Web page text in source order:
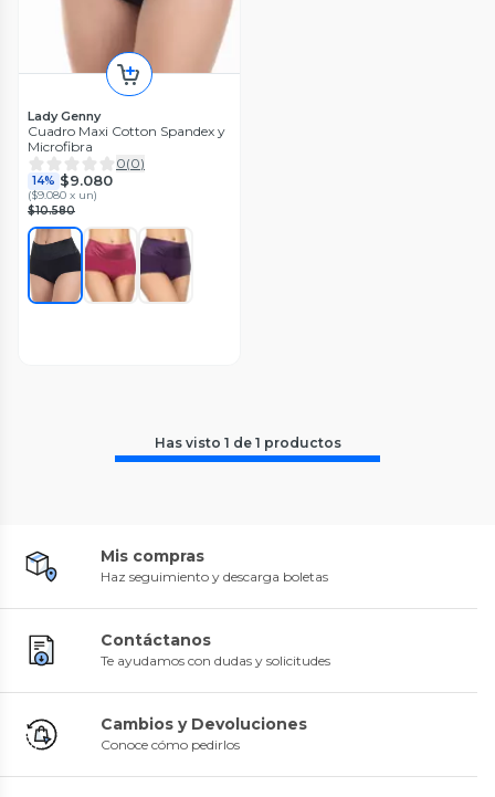
Lady Genny
Cuadro Maxi Cotton Spandex y
Microfibra
0(0)
14% $9.080
($9.080 x un)
$10.580
Has visto 1 de 1 productos
Mis compras
Haz seguimiento y descarga boletas
Contáctanos
Te ayudamos con dudas y solicitudes
Cambios y Devoluciones
Conoce cómo pedirlos